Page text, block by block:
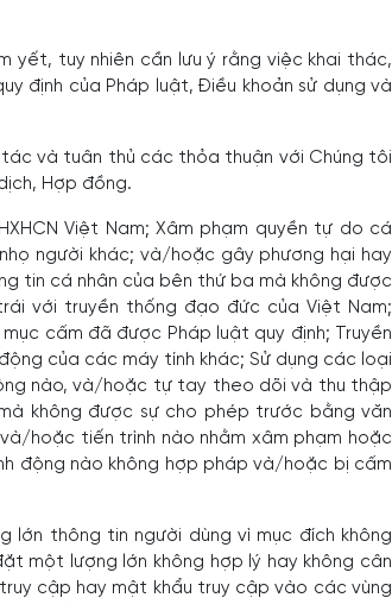
yết, tuy nhiên cần lưu ý rằng việc khai thác,
định của Pháp luật, Điều khoản sử dụng và
tác và tuân thủ các thỏa thuận với Chúng tôi
Hợp đồng.
Việt Nam; Xâm phạm quyền tự do cá
người khác; và/hoặc gây phương hại hay
tin cá nhân của bên thứ ba mà không được
với truyền thống đạo đức của Việt Nam;
cấm đã được Pháp luật quy định; Truyền
của các máy tính khác; Sử dụng các loại
nào, và/hoặc tự tay theo dõi và thu thập
không được sự cho phép trước bằng văn
hoặc tiến trình nào nhằm xâm phạm hoặc
động nào không hợp pháp và/hoặc bị cấm
lớn thông tin người dùng vì mục đích không
một lượng lớn không hợp lý hay không cân
cập hay mật khẩu truy cập vào các vùng